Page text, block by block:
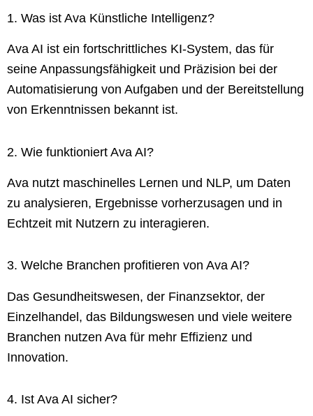
1. Was ist Ava Künstliche Intelligenz?
Ava AI ist ein fortschrittliches KI-System, das für
seine Anpassungsfähigkeit und Präzision bei der
Automatisierung von Aufgaben und der Bereitstellung
von Erkenntnissen bekannt ist.
2. Wie funktioniert Ava AI?
Ava nutzt maschinelles Lernen und NLP, um Daten
zu analysieren, Ergebnisse vorherzusagen und in
Echtzeit mit Nutzern zu interagieren.
3. Welche Branchen profitieren von Ava AI?
Das Gesundheitswesen, der Finanzsektor, der
Einzelhandel, das Bildungswesen und viele weitere
Branchen nutzen Ava für mehr Effizienz und
Innovation.
4. Ist Ava AI sicher?